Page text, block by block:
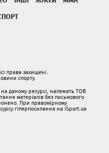
права захищені.
спорту.
на даному ресурсі, належать ТОВ
матеріалів без письмового
При правомірному
гіперпосилання на iSport.ua